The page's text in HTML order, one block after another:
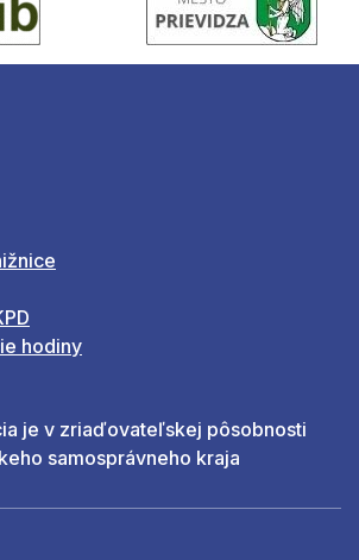
hodiny
je v zriaďovateľskej pôsobnosti
samosprávneho kraja